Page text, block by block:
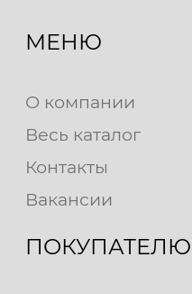
МЕНЮ
О компании
Весь каталог
Контакты
Вакансии
ПОКУПАТЕЛЮ